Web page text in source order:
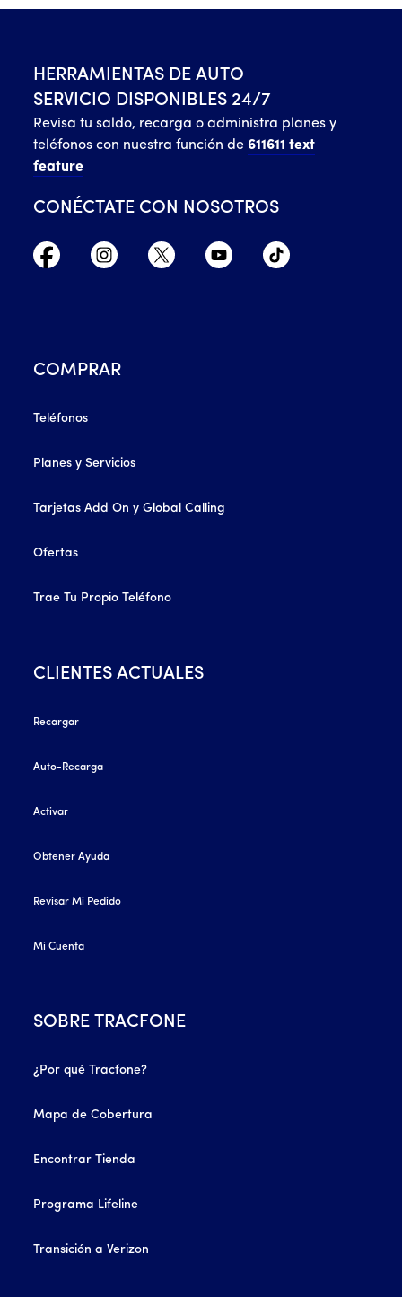
HERRAMIENTAS DE AUTO
SERVICIO DISPONIBLES 24/7
Revisa tu saldo, recarga o administra planes y
teléfonos con nuestra función de 611611 text
feature
CONÉCTATE CON NOSOTROS
COMPRAR
Teléfonos
Planes y Servicios
Tarjetas Add On y Global Calling
Ofertas
Trae Tu Propio Teléfono
CLIENTES ACTUALES
Recargar
Auto-Recarga
Activar
Obtener Ayuda
Revisar Mi Pedido
Mi Cuenta
SOBRE TRACFONE
¿Por qué Tracfone?
Mapa de Cobertura
Encontrar Tienda
Programa Lifeline
Transición a Verizon